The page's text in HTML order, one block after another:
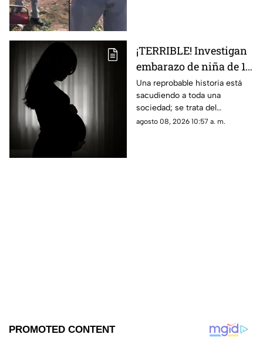
¡TERRIBLE! Investigan
embarazo de niña de 11
años; esto se sabe
(+VIDEO)
Una reprobable historia está
sacudiendo a toda una
sociedad; se trata del
embarazo de una niña de 11
agosto 08, 2026 10:57 a. m.